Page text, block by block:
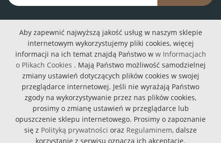
Podajniki karmy
Lampy podłogowe
Lampy wiszące
Aby zapewnić najwyższą jakość usług w naszym sklepie
internetowym wykorzystujemy pliki cookies, więcej
informacji na ich temat znajdą Państwo w w Informacjach
o Plikach Cookies . Mają Państwo możliwość samodzielnej
zmiany ustawień dotyczących plików cookies w swojej
przeglądarce internetowej. Jeśli nie wyrażają Państwo
zgody na wykorzystywanie przez nas plików cookies,
prosimy o zmianę ustawień w przeglądarce lub
opuszczenie sklepu internetowego. Prosimy o zapoznanie
się z Polityką prywatności oraz Regulaminem, dalsze
korzystanie z serwisu oznacza ich akceptacje.